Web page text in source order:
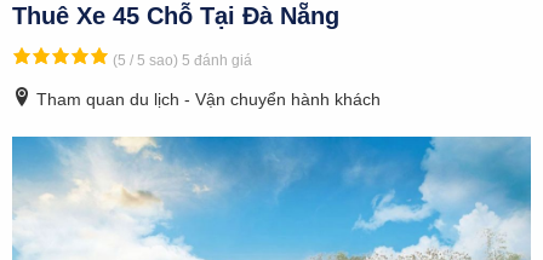
Thuê Xe 45 Chỗ Tại Đà Nẵng
(5 / 5 sao) 5 đánh giá
Tham quan du lịch - Vận chuyển hành khách